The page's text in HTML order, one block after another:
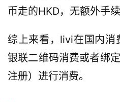
币走的HKD，无额外手续
综上来看，livi在国内消
银联二维码消费或者绑
注册）进行消费。